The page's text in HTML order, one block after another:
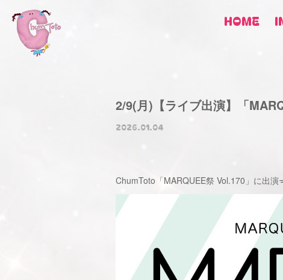
HOME
2/9(月)【ライブ出演】「
2026.01.04
ChumToto「MARQUEE祭 Vol.170」に出